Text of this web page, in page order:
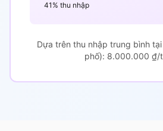
41% thu nhập
Dựa trên thu nhập trung bình
phố): 8.000.000 ₫/